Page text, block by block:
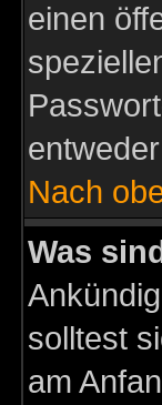
einen
Nach
Was
solltest
am